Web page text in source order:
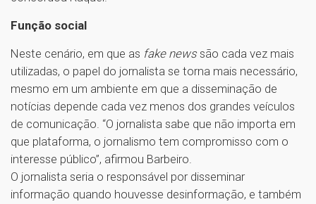
Função social
Neste cenário, em que as fake news são cada vez mais
utilizadas, o papel do jornalista se torna mais necessário,
mesmo em um ambiente em que a disseminação de
notícias depende cada vez menos dos grandes veículos
de comunicação. “O jornalista sabe que não importa em
que plataforma, o jornalismo tem compromisso com o
interesse público”, afirmou Barbeiro.
O jornalista seria o responsável por disseminar
informação quando houvesse desinformação, e também